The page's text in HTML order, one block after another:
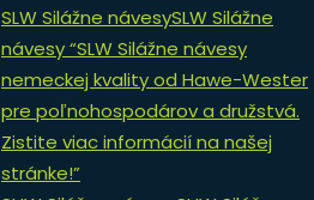
SLW Silážne návesySLW Silážne
návesy “SLW Silážne návesy
nemeckej kvality od Hawe-Wester
pre poľnohospodárov a družstvá.
Zistite viac informácií na našej
stránke!”